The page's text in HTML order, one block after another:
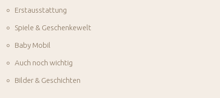
Erstausstattung
Spiele & Geschenkewelt
Baby Mobil
Auch noch wichtig
Bilder & Geschichten